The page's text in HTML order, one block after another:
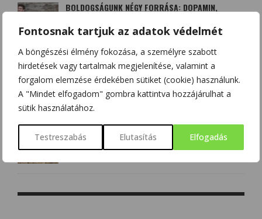
Fontosnak tartjuk az adatok védelmét
A böngészési élmény fokozása, a személyre szabott
hirdetések vagy tartalmak megjelenítése, valamint a
forgalom elemzése érdekében sütiket (cookie) használunk.
A "Mindet elfogadom" gombra kattintva hozzájárulhat a
sütik használatához.
Testreszabás Elutasítás Elfogadás
BOLDOGSÁGUNK NÉGY FORRÁSA: DOPAMIN,
CSONKA BENCE 2020/12/12
AGYÉRKATASZTRÓFÁK NYOMÁBAN
SZALMÁSI KRISZTINA 2017/10/08
A LEKOPOGÁS BABONÁJA
SZOBOSZLAI KRISZTINA 2018/03/15